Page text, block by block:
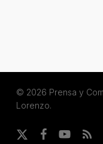
© 2026 Prensa y
Lorenzo.
x-
facebookyoutube
RSS